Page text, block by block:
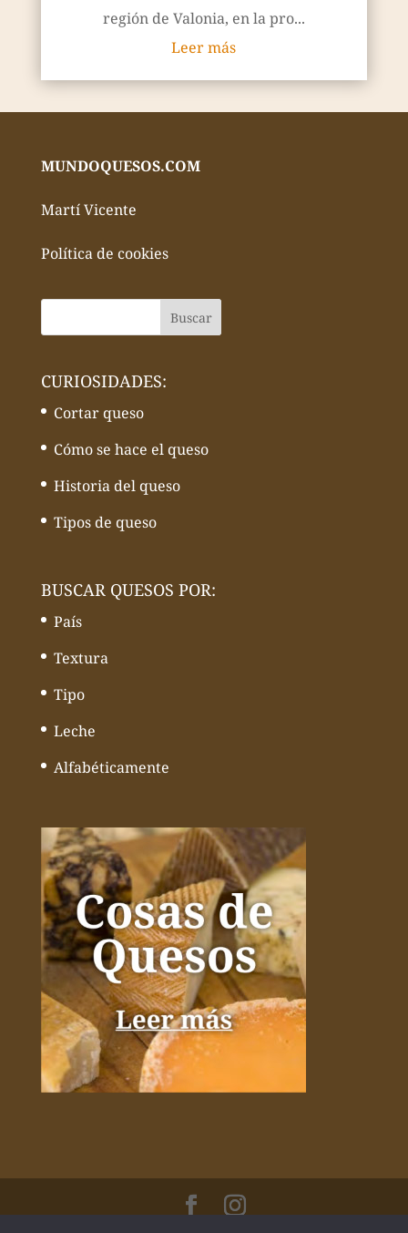
región de Valonia, en la pro...
Leer más
MUNDOQUESOS.COM
Martí Vicente
Política de cookies
CURIOSIDADES:
Cortar queso
Cómo se hace el queso
Historia del queso
Tipos de queso
BUSCAR QUESOS POR:
País
Textura
Tipo
Leche
Alfabéticamente